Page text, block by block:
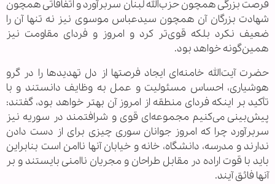
فرصت بزرگی همچون حزب‌الله لبنان سربرآورد و اتفاقاتی همچون
شهادت بزرگان آن همچون سیدعباس موسوی نیز نه تنها آن را
ضعیف نکرد بلکه قوی‌تر کرد و امروز و فردای مقاومت نیز
همین‌گونه خواهد بود.
حضرت آیت‌الله خامنه‌ای ایجاد فرصتها از دل تهدیدها را در گرو
هوشیاری، احساس مسئولیت و عمل به وظایف دانستند و با
تأکید بر اینکه فردای منطقه از امروز آن بهتر خواهد بود، گفتند:
پیش‌بینی می‌کنیم مجموعه‌ای قوی و شرافتمند در سوریه نیز
سربرآورد چرا که امروز جوانان سوری چیزی برای از دست دادن
ندارند و مدرسه، دانشگاه، خانه و خیابان آنها ناامن است بنابراین
باید با قوت اراده در مقابل طراحان و مجریان ناامنی بایستند و بر
آنها فائق آیند.